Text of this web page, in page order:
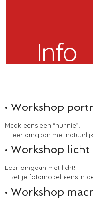
Info
• Workshop
Maak eens een “hunnie”.
... leer omgaan met
• Workshop
Leer omgaan met licht!
... zet je fotomodel eens in
• Workshop